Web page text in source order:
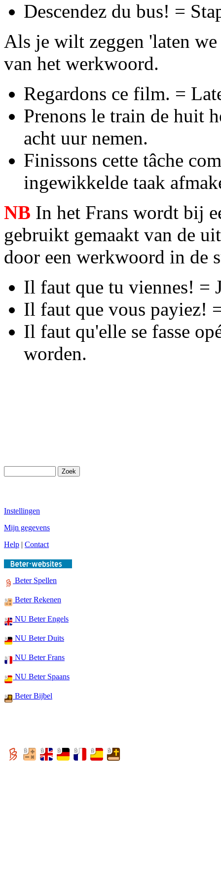
Descendez du bus! =
Als je wilt zeggen 'laten
van het werkwoord.
Regardons ce film. =
Prenons le train de huit
acht uur nemen.
Finissons cette tâche
ingewikkelde taak
NB In het Frans wordt bij
gebruikt gemaakt van de
door een werkwoord in de
Il faut que tu viennes! =
Il faut que vous payiez!
Il faut qu'elle se fasse
worden.
Instellingen
Mijn gegevens
Help | Contact
Beter Spellen
Beter Rekenen
NU Beter Engels
NU Beter Duits
NU Beter Frans
NU Beter Spaans
Beter Bijbel